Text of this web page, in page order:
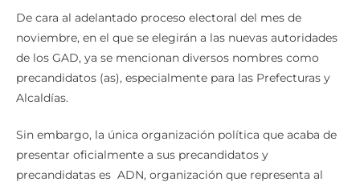
De cara al adelantado proceso electoral del mes de
noviembre, en el que se elegirán a las nuevas autoridades
de los GAD, ya se mencionan diversos nombres como
precandidatos (as), especialmente para las Prefecturas y
Alcaldías.
Sin embargo, la única organización política que acaba de
presentar oficialmente a sus precandidatos y
precandidatas es ADN, organización que representa al